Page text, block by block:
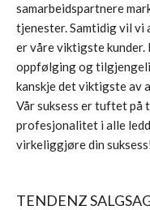
samarbeidspartnere
tjenester. Samtidig vil vi
er våre viktigste kunder.
oppfølging og
kanskje det viktigste av
Vår suksess er tuftet
profesjonalitet i alle
virkeliggjøre din
TENDENZ